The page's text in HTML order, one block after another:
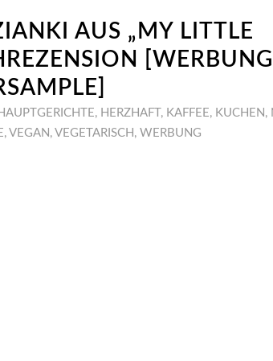
AUS „MY LITTLE
HAUPTGERICHTE, HERZHAFT , KAFFEE, KUCHEN ,
, VEGAN , VEGETARISCH , WERBUNG